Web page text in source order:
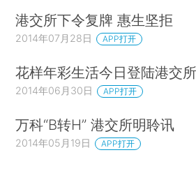
港交所下令复牌 惠生坚拒
2014年07月28日 APP打开
花样年彩生活今日登陆港交
2014年06月30日 APP打开
万科“B转H” 港交所明聆讯
2014年05月19日 APP打开